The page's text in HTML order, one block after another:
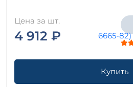
Цена за шт.
4 912 ₽
Купить